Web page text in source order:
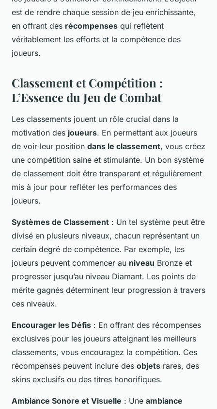
est de rendre chaque session de jeu enrichissante,
en offrant des récompenses qui reflètent
véritablement les efforts et la compétence des
joueurs.
Classement et Compétition :
L’Essence du Jeu de Combat
Les classements jouent un rôle crucial dans la
motivation des joueurs. En permettant aux joueurs
de voir leur position dans le classement, vous créez
une compétition saine et stimulante. Un bon système
de classement doit être transparent et régulièrement
mis à jour pour refléter les performances des
joueurs.
Systèmes de Classement : Un tel système peut être
divisé en plusieurs niveaux, chacun représentant un
certain degré de compétence. Par exemple, les
joueurs peuvent commencer au niveau Bronze et
progresser jusqu’au niveau Diamant. Les points de
mérite gagnés déterminent leur progression à travers
ces niveaux.
Encourager les Défis : En offrant des récompenses
exclusives pour les joueurs atteignant les meilleurs
classements, vous encouragez la compétition. Ces
récompenses peuvent inclure des objets rares, des
skins exclusifs ou des titres honorifiques.
Ambiance Sonore et Visuelle : Une ambiance